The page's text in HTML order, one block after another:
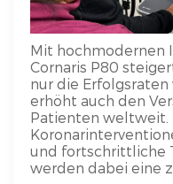
Mit hochmodernen
Cornaris P80
nur die Erfolgsraten
erhöht auch den
Patienten weltweit.
und fortschrittliche
werden dabei eine